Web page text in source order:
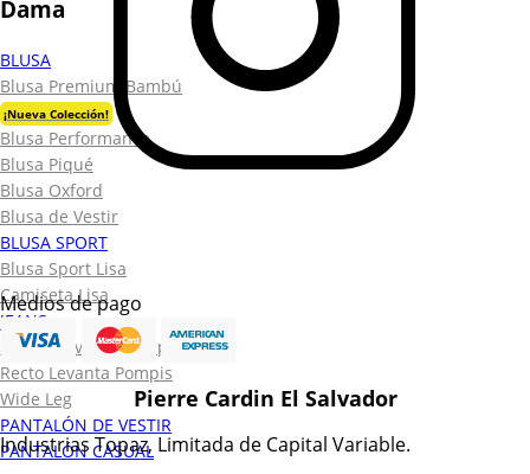
Dama
BLUSA
Blusa Premium Bambú
¡Nueva Colección!
Blusa Performance
Blusa Piqué
Blusa Oxford
Blusa de Vestir
BLUSA SPORT
Blusa Sport Lisa
Camiseta Lisa
JEANS
Skinny Levanta Pompis
Recto Levanta Pompis
Wide Leg
PANTALÓN DE VESTIR
PANTALÓN CASUAL
Medios de pago
Pierre Cardin El Salvador
Industrias Topaz, Limitada de Capital Variable.